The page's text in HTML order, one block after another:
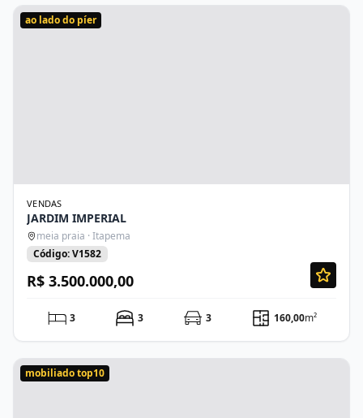
ao lado do píer
VENDAS
JARDIM IMPERIAL
meia praia · Itapema
Código: V1582
R$ 3.500.000,00
3 3 3 160,00m²
mobiliado top10